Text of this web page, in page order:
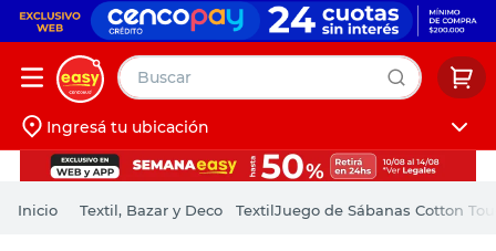
Buscar
Iniciá sesión
Ingresá tu ubicación
Textil, Bazar y Deco TextilJuego de Sábanas Cotton
muebles
pintura
escritorio